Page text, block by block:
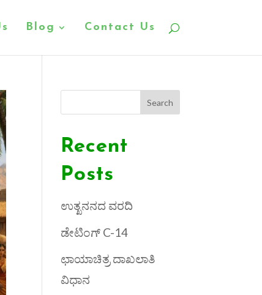
Blog Contact Us
Search
Recent
Posts
ಉತ್ಖನನದ ವರದಿ
ಡೇಟಿಂಗ್ C-14
ಛಾಯಾಚಿತ್ರ ದಾಖಲಾತಿ
ವಿಧಾನ